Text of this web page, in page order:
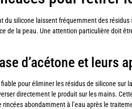
du silicone laissent fréquemment des
de la peau. Une attention particulière doit
d’acétone et leurs
pour éliminer les résidus de silicone sur
directement le produit sur les mains.
abondamment à l’eau après le